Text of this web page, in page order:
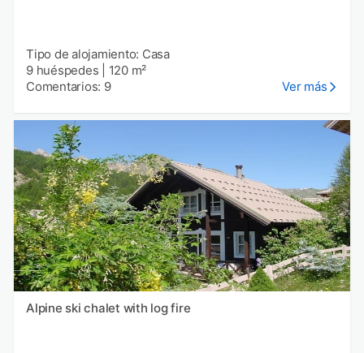
Tipo de alojamiento: Casa
9 huéspedes
120 m²
Comentarios: 9
Ver más
Alpine ski chalet with log fire